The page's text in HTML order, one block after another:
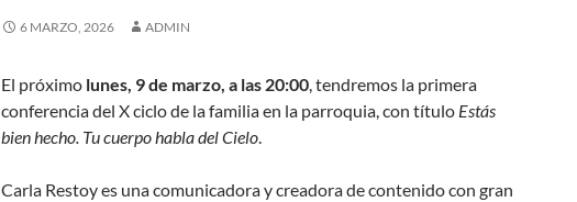
6 MARZO, 2026 ADMIN
El próximo lunes, 9 de marzo, a las 20:00, tendremos la primera
conferencia del X ciclo de la familia en la parroquia, con título Estás
bien hecho. Tu cuerpo habla del Cielo.
Carla Restoy es una comunicadora y creadora de contenido con gran